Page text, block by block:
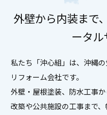
外壁から内装まで
ータル
私たち「沖心組」は、沖縄
リフォーム会社です。
外壁・屋根塗装、防水工事
改築や公共施設の工事まで、